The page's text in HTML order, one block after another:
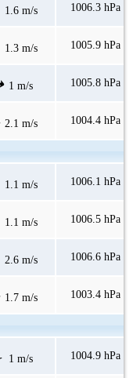
1.6 m/s 1006.3 hPa
1.3 m/s 1005.9 hPa
1 m/s 1005.8 hPa
2.1 m/s 1004.4 hPa
1.1 m/s 1006.1 hPa
1.1 m/s 1006.5 hPa
2.6 m/s 1006.6 hPa
1.7 m/s 1003.4 hPa
1 m/s 1004.9 hPa